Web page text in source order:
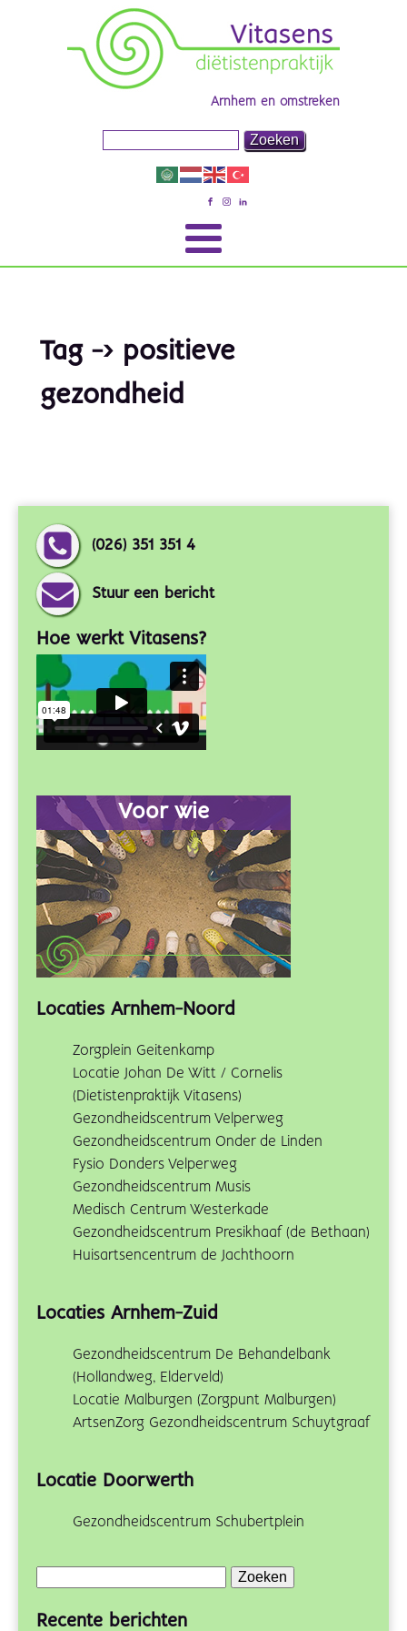
Arnhem en omstreken
Tag -> positieve
gezondheid
(026) 351 351 4
Stuur een bericht
Hoe werkt Vitasens?
Voor wie
Locaties Arnhem-Noord
Zorgplein Geitenkamp
Locatie Johan De Witt / Cornelis
(Dietistenpraktijk Vitasens)
Gezondheidscentrum Velperweg
Gezondheidscentrum Onder de Linden
Fysio Donders Velperweg
Gezondheidscentrum Musis
Medisch Centrum Westerkade
Gezondheidscentrum Presikhaaf (de Bethaan)
Huisartsencentrum de Jachthoorn
Locaties Arnhem-Zuid
Gezondheidscentrum De Behandelbank
(Hollandweg, Elderveld)
Locatie Malburgen (Zorgpunt Malburgen)
ArtsenZorg Gezondheidscentrum Schuytgraaf
Locatie Doorwerth
Gezondheidscentrum Schubertplein
Recente berichten